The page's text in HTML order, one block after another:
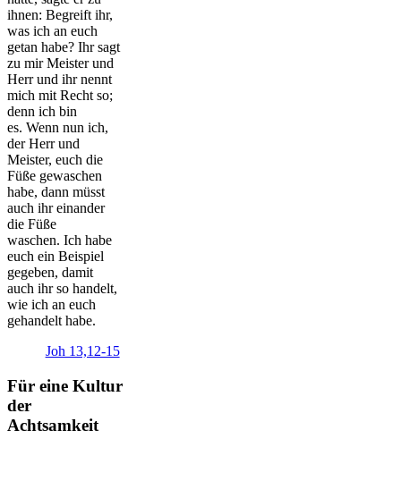
ihnen: Begreift ihr,
was ich an euch
getan habe? Ihr sagt
zu mir Meister und
Herr und ihr nennt
mich mit Recht so;
denn ich bin
es. Wenn nun ich,
der Herr und
Meister, euch die
Füße gewaschen
habe, dann müsst
auch ihr einander
die Füße
waschen. Ich habe
euch ein Beispiel
gegeben, damit
auch ihr so handelt,
wie ich an euch
gehandelt habe.
Joh 13,12-15
Für eine Kultur
der
Achtsamkeit